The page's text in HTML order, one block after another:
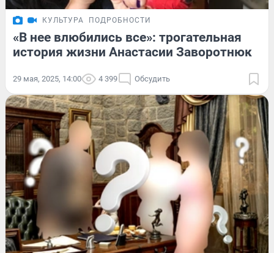
КУЛЬТУРА ПОДРОБНОСТИ
«В нее влюбились все»: трогательная
история жизни Анастасии Заворотнюк
29 мая, 2025, 14:00 4 399 Обсудить